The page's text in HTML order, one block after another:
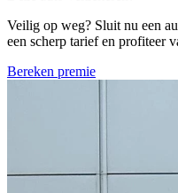
Veilig op weg? Sluit nu een
een scherp tarief en profiteer
Bereken premie